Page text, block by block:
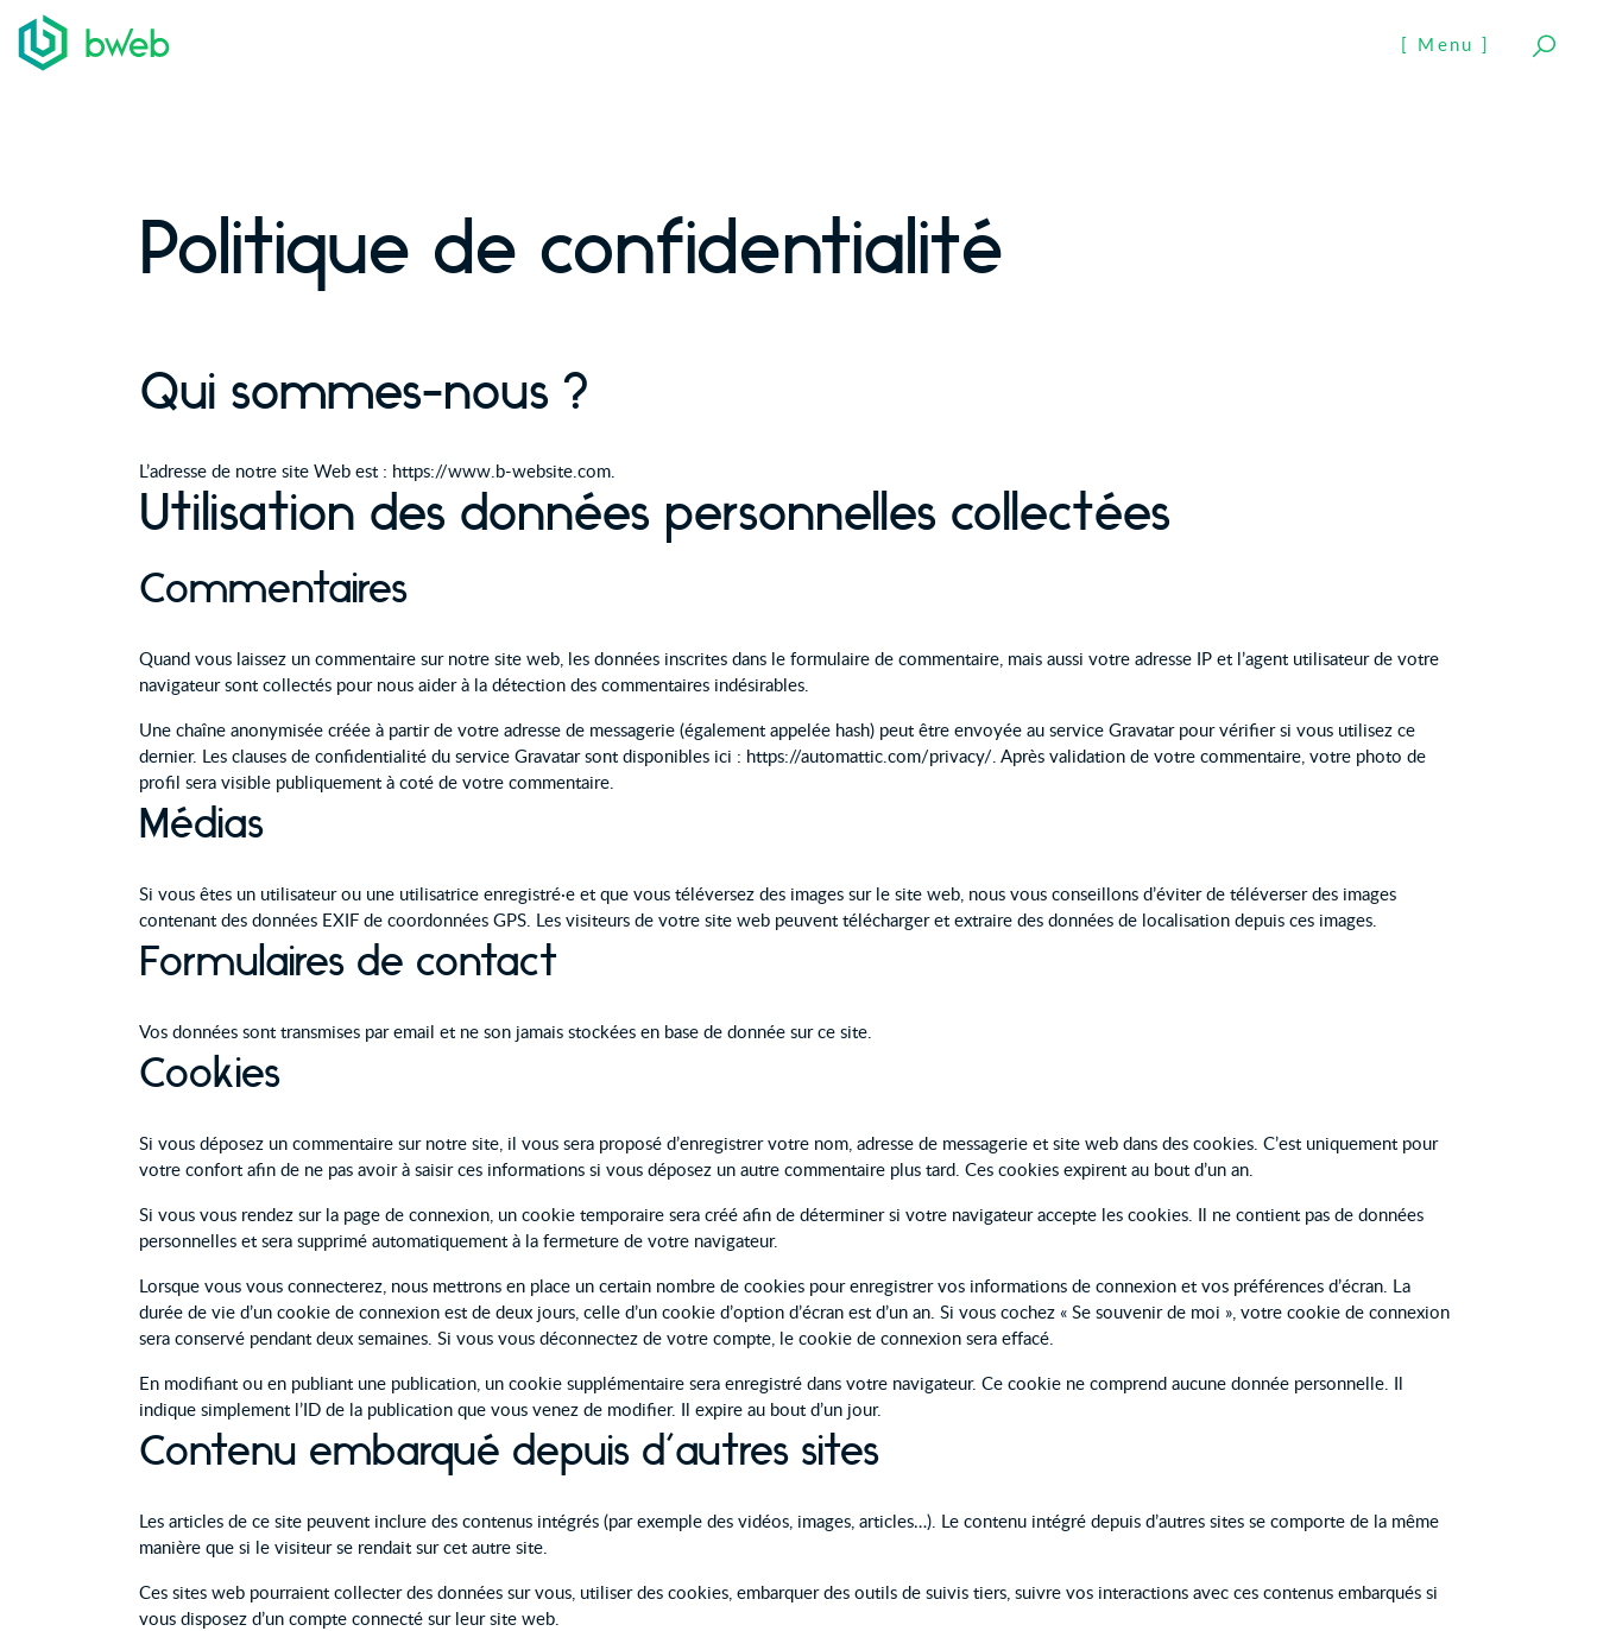
Aller au contenu
[ Menu ]
Politique de confidentialité
Qui sommes-nous ?
L’adresse de notre site Web est : https://www.b-website.com.
Utilisation des données personnelles collectées
Commentaires
Quand vous laissez un commentaire sur notre site web, les données inscrites dans le formulaire de commentaire, mais aussi votre adresse IP et l’agent utilisateur de votre
navigateur sont collectés pour nous aider à la détection des commentaires indésirables.
Une chaîne anonymisée créée à partir de votre adresse de messagerie (également appelée hash) peut être envoyée au service Gravatar pour vérifier si vous utilisez ce
dernier. Les clauses de confidentialité du service Gravatar sont disponibles ici : https://automattic.com/privacy/. Après validation de votre commentaire, votre photo de
profil sera visible publiquement à coté de votre commentaire.
Médias
Si vous êtes un utilisateur ou une utilisatrice enregistré·e et que vous téléversez des images sur le site web, nous vous conseillons d’éviter de téléverser des images
contenant des données EXIF de coordonnées GPS. Les visiteurs de votre site web peuvent télécharger et extraire des données de localisation depuis ces images.
Formulaires de contact
Vos données sont transmises par email et ne son jamais stockées en base de donnée sur ce site.
Cookies
Si vous déposez un commentaire sur notre site, il vous sera proposé d’enregistrer votre nom, adresse de messagerie et site web dans des cookies. C’est uniquement pour
votre confort afin de ne pas avoir à saisir ces informations si vous déposez un autre commentaire plus tard. Ces cookies expirent au bout d’un an.
Si vous vous rendez sur la page de connexion, un cookie temporaire sera créé afin de déterminer si votre navigateur accepte les cookies. Il ne contient pas de données
personnelles et sera supprimé automatiquement à la fermeture de votre navigateur.
Lorsque vous vous connecterez, nous mettrons en place un certain nombre de cookies pour enregistrer vos informations de connexion et vos préférences d’écran. La
durée de vie d’un cookie de connexion est de deux jours, celle d’un cookie d’option d’écran est d’un an. Si vous cochez « Se souvenir de moi », votre cookie de connexion
sera conservé pendant deux semaines. Si vous vous déconnectez de votre compte, le cookie de connexion sera effacé.
En modifiant ou en publiant une publication, un cookie supplémentaire sera enregistré dans votre navigateur. Ce cookie ne comprend aucune donnée personnelle. Il
indique simplement l’ID de la publication que vous venez de modifier. Il expire au bout d’un jour.
Contenu embarqué depuis d’autres sites
Les articles de ce site peuvent inclure des contenus intégrés (par exemple des vidéos, images, articles…). Le contenu intégré depuis d’autres sites se comporte de la même
manière que si le visiteur se rendait sur cet autre site.
Ces sites web pourraient collecter des données sur vous, utiliser des cookies, embarquer des outils de suivis tiers, suivre vos interactions avec ces contenus embarqués si
vous disposez d’un compte connecté sur leur site web.